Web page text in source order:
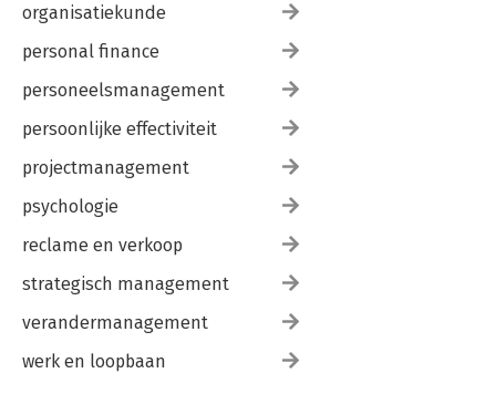
organisatiekunde
personal finance
personeelsmanagement
persoonlijke effectiviteit
projectmanagement
psychologie
reclame en verkoop
strategisch management
verandermanagement
werk en loopbaan